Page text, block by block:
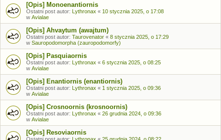
[Opis] Monoenantiornis
Ostatni post autor: Lythronax « 10 stycznia 2025, o 17:08
w Avialae
[Opis] Ahvaytum (awajtum)
Ostatni post autor: Taurovenator « 8 stycznia 2025, o 17:29
w Sauropodomorpha (zauropodomorfy)
[Opis] Pasquiaornis
Ostatni post autor: Lythronax « 6 stycznia 2025, o 08:25
w Avialae
[Opis] Enantiornis (enantiornis)
Ostatni post autor: Lythronax « 1 stycznia 2025, o 09:36
w Avialae
[Opis] Crosnoornis (krosnoornis)
Ostatni post autor: Lythronax « 26 grudnia 2024, o 09:36
w Avialae
[Opis] Resoviaornis
Ostatni post autor: Lythronax « 25 grudnia 2024, o 08:22